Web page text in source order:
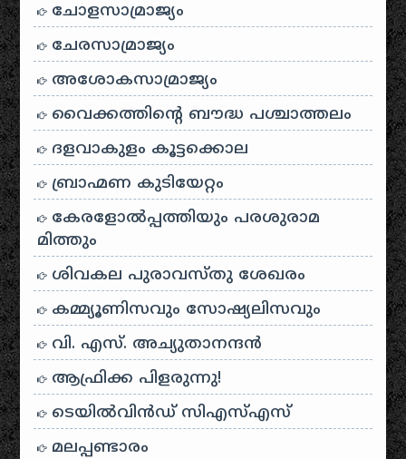
ചോളസാമ്രാജ്യം
ചേരസാമ്രാജ്യം
അശോകസാമ്രാജ്യം
വൈക്കത്തിന്റെ ബൗദ്ധ പശ്ചാത്തലം
ദളവാകുളം കൂട്ടക്കൊല
ബ്രാഹ്മണ കുടിയേറ്റം
കേരളോൽപ്പത്തിയും പരശുരാമ
മിത്തും
ശിവകല പുരാവസ്തു ശേഖരം
കമ്മ്യൂണിസവും സോഷ്യലിസവും
വി. എസ്. അച്യുതാനന്ദൻ
ആഫ്രിക്ക പിളരുന്നു!
ടെയിൽ‌വിൻഡ് സി‌എസ്‌എസ്
മലപ്പണ്ടാരം